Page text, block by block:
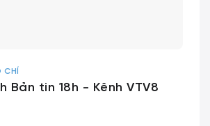
Bản tin 18h - Kênh VTV8